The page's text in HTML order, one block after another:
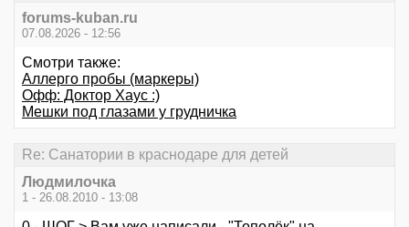
forums-kuban.ru
07.08.2026 - 12:56
Смотри также:
Аллерго пробы (маркеры)
Офф: Доктор Хаус :)
Мешки под глазами у грудничка
Re: Санатории в краснодаре для детей
Людмилочка
1 - 26.08.2010 - 13:08